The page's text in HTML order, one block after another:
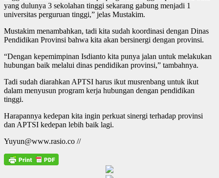
yang dulunya 3 sekolahan tinggi sekarang gabung menjadi 1
universitas perguruan tinggi,” jelas Mustakim.
Mustakim menambahkan, tadi kita sudah koordinasi dengan Dinas
Pendidikan Provinsi bahwa kita akan bersinergi dengan provinsi.
“Dengan kepemimpinan Isdianto kita punya jalan untuk melakukan
hubungan baik melalui dinas pendidikan provinsi,” tambahnya.
Tadi sudah diarahkan APTSI harus ikut musrenbang untuk ikut
dalam menyusun program kerja hubungan dengan pendidikan
tinggi.
Harapannya kedepan kita ingin perkuat sinergi terhadap provinsi
dan APTSI kedepan lebih baik lagi.
Yuyun@www.rasio.co //